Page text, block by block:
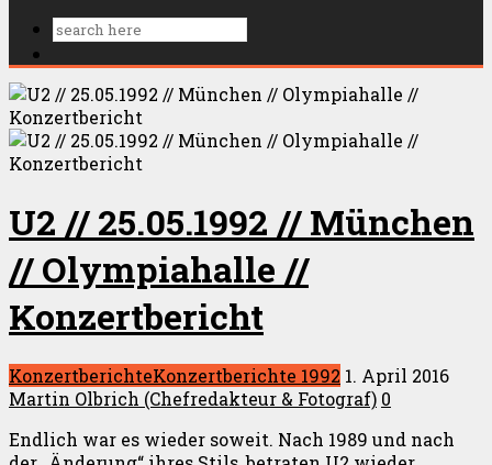
U2 // 25.05.1992 // München
// Olympiahalle //
Konzertbericht
KonzertberichteKonzertberichte 1992 1. April 2016
Martin Olbrich (Chefredakteur & Fotograf) 0
Endlich war es wieder soweit. Nach 1989 und nach